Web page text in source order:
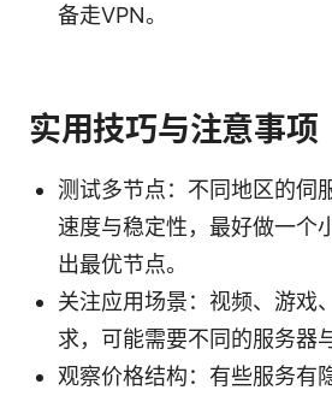
备走VPN。
实用技巧与注意事项
测试多节点：不同地区的伺
速度与稳定性，最好做一个
出最优节点。
关注应用场景：视频、游戏
求，可能需要不同的服务器
观察价格结构：有些服务有